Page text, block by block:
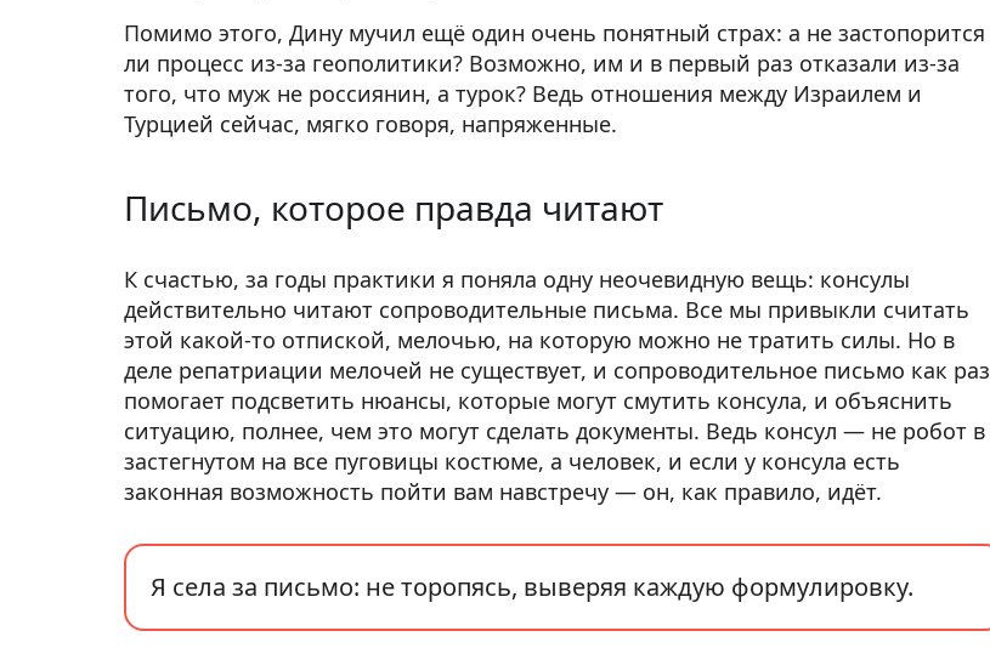
Помимо этого, Дину мучил ещё один очень понятный страх: а не застопорится
ли процесс из-за геополитики? Возможно, им и в первый раз отказали из-за
того, что муж не россиянин, а турок? Ведь отношения между Израилем и
Турцией сейчас, мягко говоря, напряженные.
Письмо, которое правда читают
К счастью, за годы практики я поняла одну неочевидную вещь: консулы
действительно читают сопроводительные письма. Все мы привыкли считать
этой какой-то отпиской, мелочью, на которую можно не тратить силы. Но в
деле репатриации мелочей не существует, и сопроводительное письмо как раз
помогает подсветить нюансы, которые могут смутить консула, и объяснить
ситуацию, полнее, чем это могут сделать документы. Ведь консул — не робот в
застегнутом на все пуговицы костюме, а человек, и если у консула есть
законная возможность пойти вам навстречу — он, как правило, идёт.
Я села за письмо: не торопясь, выверяя каждую формулировку.